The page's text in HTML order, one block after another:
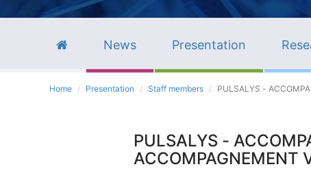
News Presentation
Home Presentation Staff members PULSALYS -
PULSALYS -
ACCOMPAGNEMENT